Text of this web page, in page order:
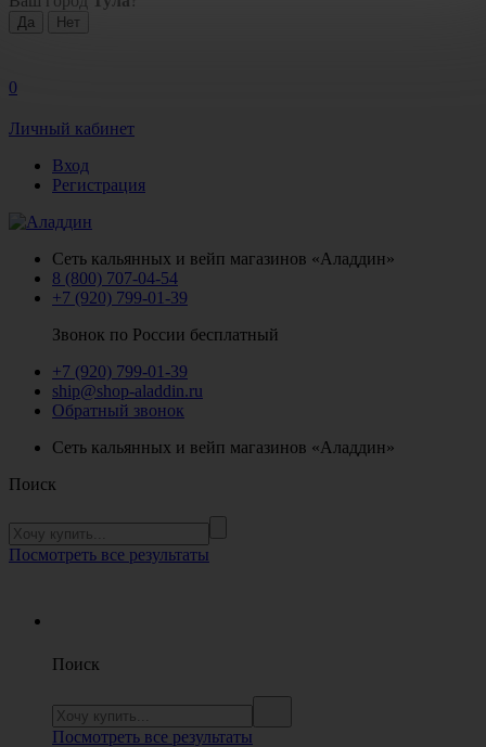
0
Личный кабинет
Вход
Регистрация
Сеть кальянных и вейп магазинов «Аладдин»
8 (800) 707-04-54
+7 (920) 799-01-39
Звонок по России бесплатный
+7 (920) 799-01-39
ship@shop-aladdin.ru
Обратный звонок
Сеть кальянных и вейп магазинов «Аладдин»
Поиск
Посмотреть все результаты
Поиск
Посмотреть все результаты